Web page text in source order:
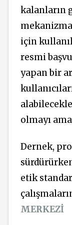
kalanların
için
resmi
yapan bir
olmayı
Dernek,
etik
MERKEZİ